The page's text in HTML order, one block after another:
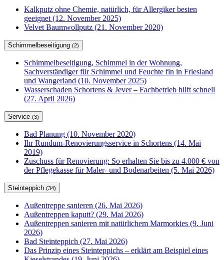
Kalkputz ohne Chemie, natürlich, für Allergiker besten
geeignet (12. November 2025)
Velvet Baumwollputz (21. November 2020)
Schimmelbeseitigung (2)
Schimmelbeseitigung, Schimmel in der Wohnung,
Sachverständiger für Schimmel und Feuchte fin in Friesland
und Wangerland (10. November 2025)
Wasserschaden Schortens & Jever – Fachbetrieb hilft schnell
(27. April 2026)
Service (3)
Bad Planung (10. November 2020)
Ihr Rundum-Renovierungsservice in Schortens (14. Mai
2019)
Zuschuss für Renovierung: So erhalten Sie bis zu 4.000 € von
der Pflegekasse für Maler- und Bodenarbeiten (5. Mai 2026)
Steinteppich (34)
Außentreppe sanieren (26. Mai 2026)
Außentreppen kaputt? (29. Mai 2026)
Außentreppen sanieren mit natürlichem Marmorkies (9. Juni
2026)
Bad Steinteppich (27. Mai 2026)
Das Prinzip eines Steinteppichs – erklärt am Beispiel eines